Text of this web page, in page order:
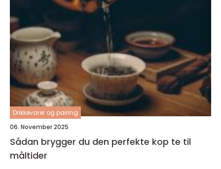
Drikkevarer og pairing
06. November 2025
Sådan brygger du den perfekte kop te til
måltider